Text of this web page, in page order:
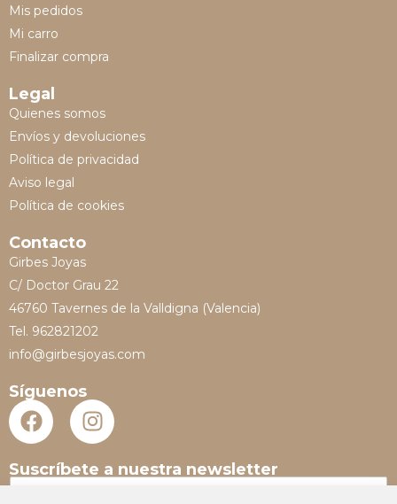
Mis pedidos
Mi carro
Finalizar compra
Legal
Quienes somos
Envíos y devoluciones
Política de privacidad
Aviso legal
Política de cookies
Contacto
Girbes Joyas
C/ Doctor Grau 22
46760 Tavernes de la Valldigna (Valencia)
Tel. 962821202
info@girbesjoyas.com
Síguenos
Suscríbete a nuestra newsletter
N